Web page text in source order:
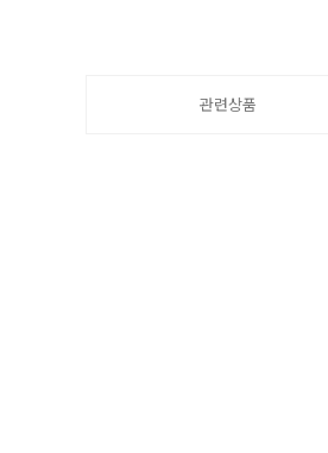
관련상품